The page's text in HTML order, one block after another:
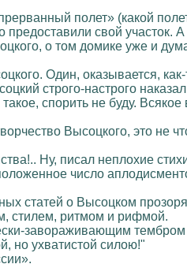
полет» (какой
свой участок.
о том домике уже и
Один, оказывается,
строго-настрого
спорить не буду. Всякое
Высоцкого, это не
Ну, писал неплохие
число
статей о Высоцком
стилем, ритмом и рифмой.
завораживающим тембром
но ухватистой силою!"